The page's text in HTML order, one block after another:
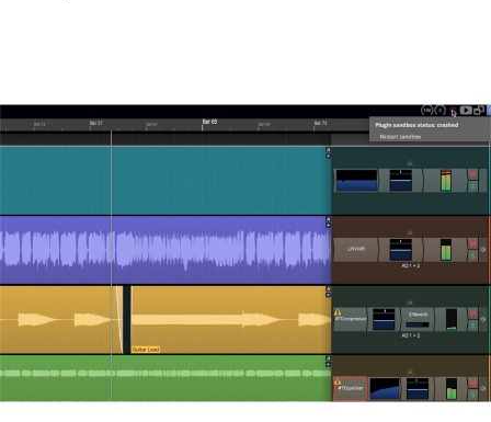
パーカッション
キーボード 電子ピアノ
管楽器 その他楽器